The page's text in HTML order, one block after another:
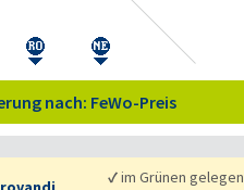
nach: FeWo-Preis
✓im Grünen gelegen